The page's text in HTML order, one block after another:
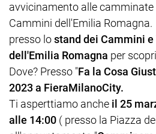
avvicinamento alle camminate
Cammini dell'Emilia
presso lostand dei Cammini
dell'Emilia Romagna per
Dove? Presso "Fa la Cosa
2023 a FieraMilanoCity.
Ti asperttiamo anche il 25
alle 14:00 ( presso la Piazza